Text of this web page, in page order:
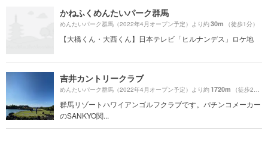
かねふくめんたいパーク群馬
めんたいパーク群馬（2022年4月オープン予定）より約30m （徒歩1分）
【大橋くん・大西くん】日本テレビ「ヒルナンデス」ロケ地
吉井カントリークラブ
めんたいパーク群馬（2022年4月オープン予定）より約1720m （徒歩29分）
群馬リゾートハワイアンゴルフクラブです。パチンコメーカー
のSANKYO関...